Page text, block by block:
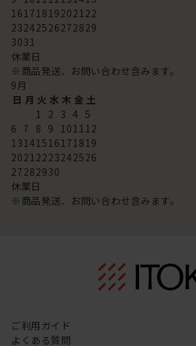
16171819202122
23242526272829
3031
休業日
※商品発送、お問い合わせ含みます。
9月
日 月 火 水 木 金 土
1 2 3 4 5
6 7 8 9 101112
13141516171819
20212223242526
27282930
休業日
※商品発送、お問い合わせ含みます。
ご利用ガイド
よくある質問